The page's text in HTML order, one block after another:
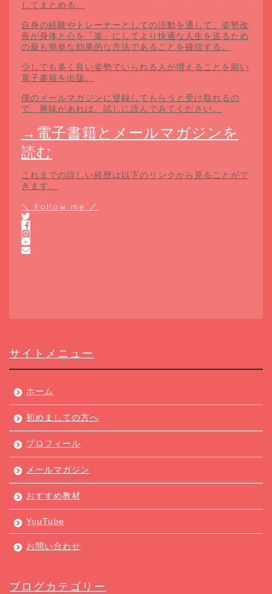
してまとめる。
自身の経験やトレーナーとしての活動を通して、姿勢改
善が身体と心を「楽」にしてより快適な人生を送るため
の最も簡単な効果的な方法であることを確信する。
少しでも多く良い姿勢でいられる人が増えることを願い
電子書籍を出版。
僕のメールマガジンに登録してもらうと受け取れるの
で、興味があれば、試しに読んでみてください。
→電子書籍とメールマガジンを
読む
これまでの詳しい経歴は以下のリンクから見ることがで
きます。
＼ Follow me ／
サイトメニュー
ホーム
初めましての方へ
プロフィール
メールマガジン
おすすめ教材
YouTube
お問い合わせ
ブログカテゴリー